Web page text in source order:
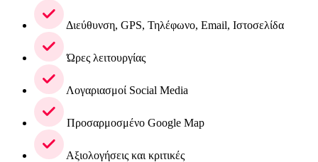
Διεύθυνση, GPS, Τηλέφωνο, Email, Ιστοσελίδα
Ώρες λειτουργίας
Λογαριασμοί Social Media
Προσαρμοσμένο Google Map
Αξιολογήσεις και κριτικές